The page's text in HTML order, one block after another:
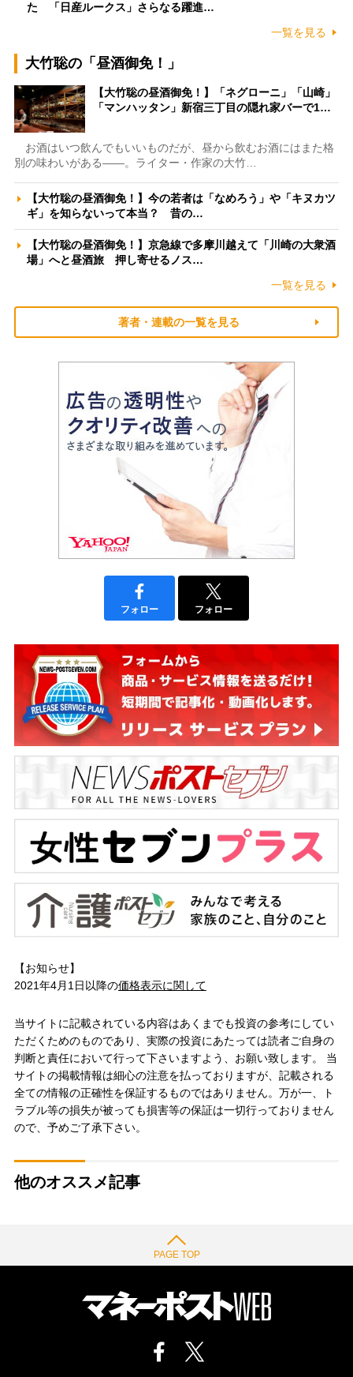
た 「日産ルークス」さらなる躍進…
一覧を見る
大竹聡の「昼酒御免！」
【大竹聡の昼酒御免！】「ネグローニ」「山崎」
「マンハッタン」新宿三丁目の隠れ家バーで1…
お酒はいつ飲んでもいいものだが、昼から飲むお酒にはまた格
別の味わいがある――。ライター・作家の大竹…
【大竹聡の昼酒御免！】今の若者は「なめろう」や「キヌカツ
ギ」を知らないって本当？ 昔の…
【大竹聡の昼酒御免！】京急線で多摩川越えて「川崎の大衆酒
場」へと昼酒旅 押し寄せるノス…
一覧を見る
著者・連載の一覧を見る
フォロー フォロー
【お知らせ】
2021年4月1日以降の価格表示に関して
当サイトに記載されている内容はあくまでも投資の参考にしてい
ただくためのものであり、実際の投資にあたっては読者ご自身の
判断と責任において行って下さいますよう、お願い致します。 当
サイトの掲載情報は細心の注意を払っておりますが、記載される
全ての情報の正確性を保証するものではありません。万が一、ト
ラブル等の損失が被っても損害等の保証は一切行っておりません
ので、予めご了承下さい。
他のオススメ記事
PAGE TOP